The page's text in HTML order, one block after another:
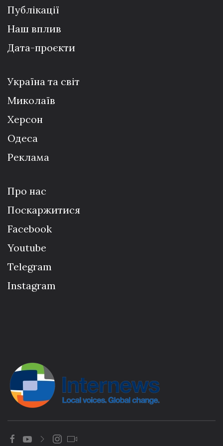
Публікації
Наш вплив
Дата-проєкти
Україна та світ
Миколаїв
Херсон
Одеса
Реклама
Про нас
Поскаржитися
Facebook
Youtube
Telegram
Instagram